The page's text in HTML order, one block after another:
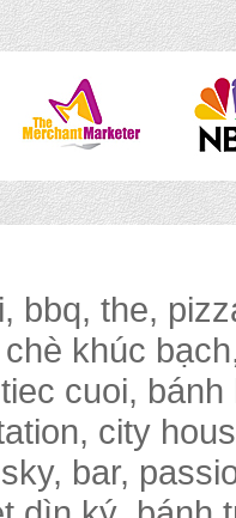
bbq, the,
khúc
cuoi,
city
bar,